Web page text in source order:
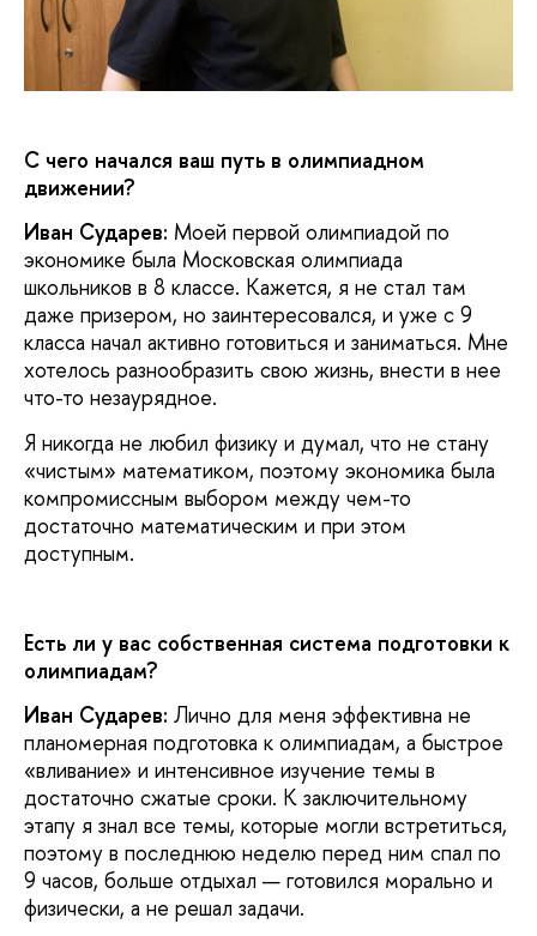
С чего начался ваш путь в олимпиадном
движении?
Иван Сударев: Моей первой олимпиадой по
экономике была Московская олимпиада
школьников в 8 классе. Кажется, я не стал там
даже призером, но заинтересовался, и уже с 9
класса начал активно готовиться и заниматься. Мне
хотелось разнообразить свою жизнь, внести в нее
что-то незаурядное.
Я никогда не любил физику и думал, что не стану
«чистым» математиком, поэтому экономика была
компромиссным выбором между чем-то
достаточно математическим и при этом
доступным.
Есть ли у вас собственная система подготовки к
олимпиадам?
Иван Сударев: Лично для меня эффективна не
планомерная подготовка к олимпиадам, а быстрое
«вливание» и интенсивное изучение темы в
достаточно сжатые сроки. К заключительному
этапу я знал все темы, которые могли встретиться,
поэтому в последнюю неделю перед ним спал по
9 часов, больше отдыхал — готовился морально и
физически, а не решал задачи.